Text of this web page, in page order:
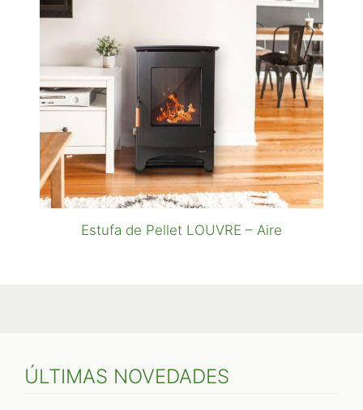
Estufa de Pellet LOUVRE – Aire
ÚLTIMAS NOVEDADES